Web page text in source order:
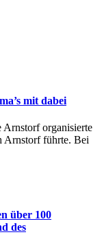
mit dabei
Arnstorf organisierte
Arnstorf führte. Bei
über 100
des